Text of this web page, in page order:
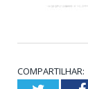
COMPARTILHAR: